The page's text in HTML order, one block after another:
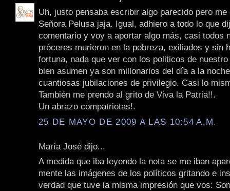
Uh, justo pensaba escribir algo parecido pero me
Señora Pelusa jaja. Igual, adhiero a todo lo que
comentario y voy a aportar algo más, casi todos
próceres murieron en la pobreza, exiliados y sin
fortuna, nada que ver con los politicos de
bien asumen ya son millonarios del día a la
cuantiosas jubilaciones de privilegio. Casi lo
También me prendo al grito de Viva la Patria!!.
Un abrazo compatriotas!.
25 DE MAYO DE 2009 A LAS 10:54 A.M.
María José dijo...
A medida que iba leyendo la nota se me iban
mente las imágenes de los políticos gritando e
verdad que tuve la misma impresión que vos: